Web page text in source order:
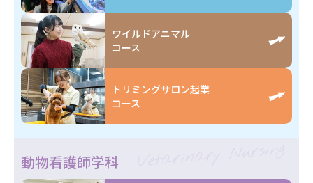
ワイルドアニマル
コース
トリミングサロン起業
コース
動物看護師学科